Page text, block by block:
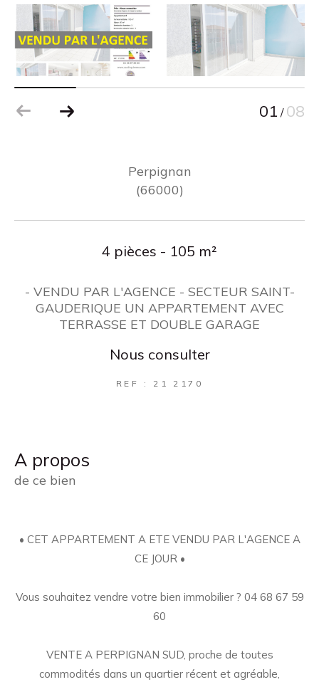
01 / 08
Perpignan
(66000)
4 pièces - 105 m²
- VENDU PAR L'AGENCE - SECTEUR SAINT-
GAUDERIQUE UN APPARTEMENT AVEC
TERRASSE ET DOUBLE GARAGE
Nous consulter
REF : 21 2170
a propos
de ce bien
• CET APPARTEMENT A ETE VENDU PAR L'AGENCE A
CE JOUR •
Vous souhaitez vendre votre bien immobilier ? 04 68 67 59
60
VENTE A PERPIGNAN SUD, proche de toutes
commodités dans un quartier récent et agréable,